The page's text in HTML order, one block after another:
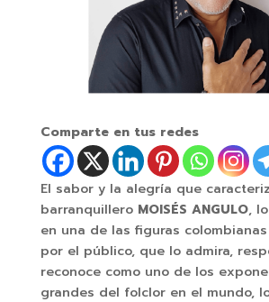
Comparte en tus redes
El sabor y la alegría que
barranquillero MOISÉS ANGULO,
en una de las figuras
por el público, que lo admira,
reconoce como uno de los
grandes del folclor en el mundo,